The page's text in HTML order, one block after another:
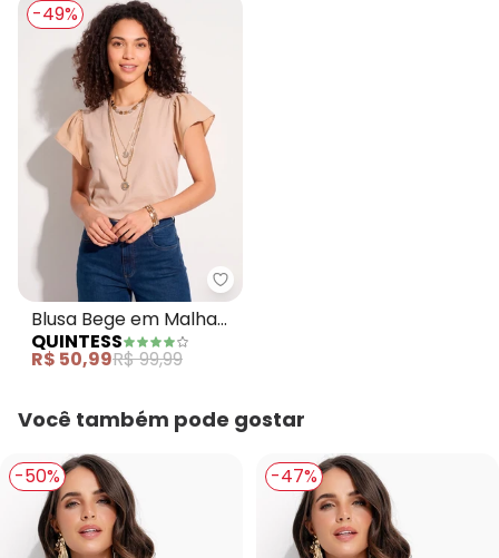
-49%
Quintess - Blusa Bege em
Blusa Bege em Malha
de Algodão
QUINTESS
R$ 50,99R$ 99,99
Você também pode gostar
-50% -47%